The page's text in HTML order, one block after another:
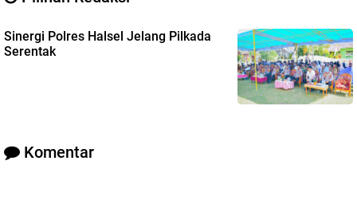
Sinergi Polres Halsel Jelang Pilkada
Serentak
Komentar